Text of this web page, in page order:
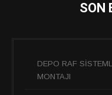
SON
DEPO RAF
MONTAJI